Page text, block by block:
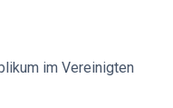
im Vereinigten